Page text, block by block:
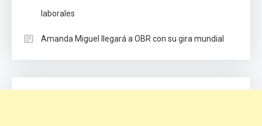
laborales
Amanda Miguel llegará a OBR con su gira mundial